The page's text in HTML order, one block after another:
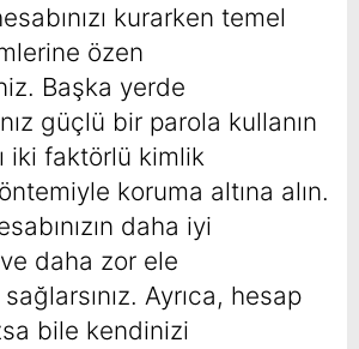
kurarken temel
özen
Başka yerde
güçlü bir parola kullanın
iki faktörlü kimlik
koruma altına alın.
daha iyi
ve daha zor ele
Ayrıca, hesap
bile kendinizi